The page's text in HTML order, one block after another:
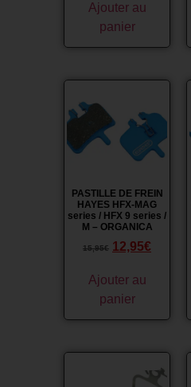
Ajouter au
panier
PASTILLE DE FREIN
HAYES HFX-MAG
series / HFX 9 series /
M – ORGANICA
15,95€ 12,95€
Ajouter au
panier
Promo !